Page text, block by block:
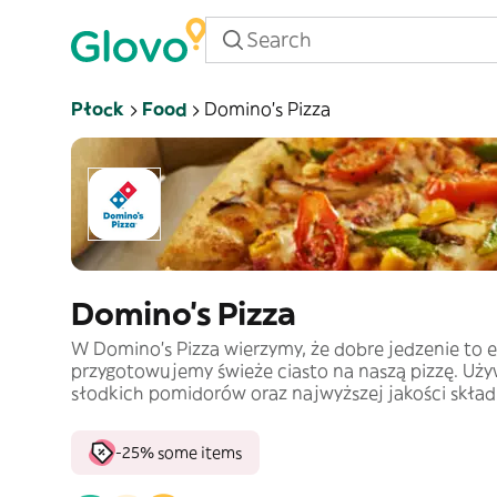
Płock Food Domino's Pizza
Domino's Pizza
W Domino’s Pizza wierzymy, że dobre jedzenie
przygotowujemy świeże ciasto na naszą pizzę.
słodkich pomidorów oraz najwyższej jakości
-25% some items